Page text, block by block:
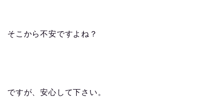
そこから不安ですよね？
ですが、安心して下さい。